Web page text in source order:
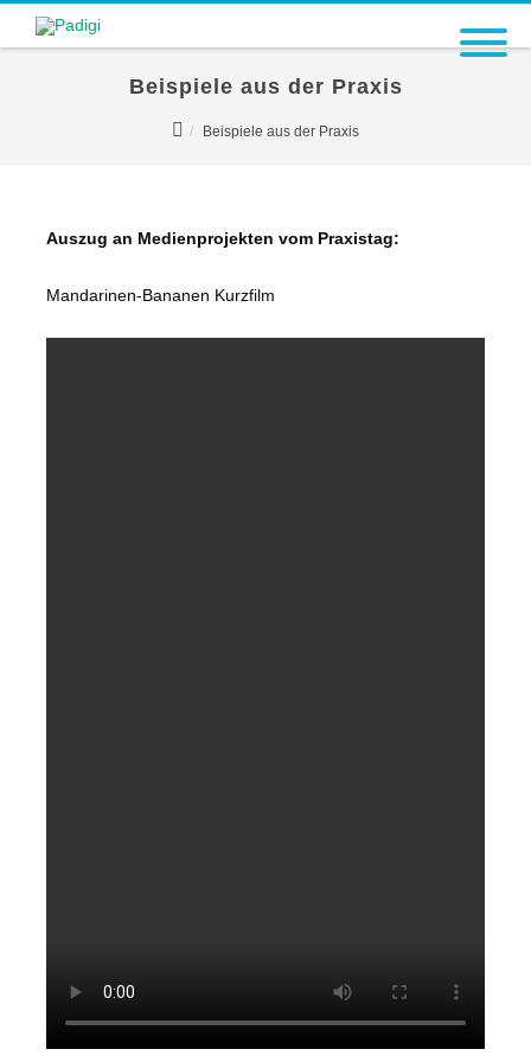
Beispiele aus der Praxis
Beispiele aus der Praxis
Auszug an Medienprojekten vom Praxistag:
Mandarinen-Bananen Kurzfilm